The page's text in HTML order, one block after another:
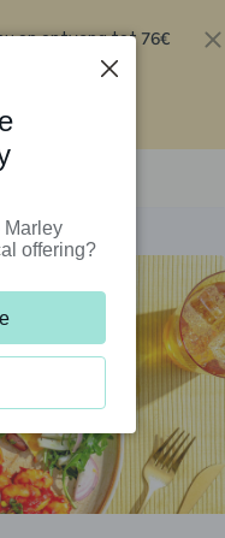
en ontvang tot 76€
Marley
offering?